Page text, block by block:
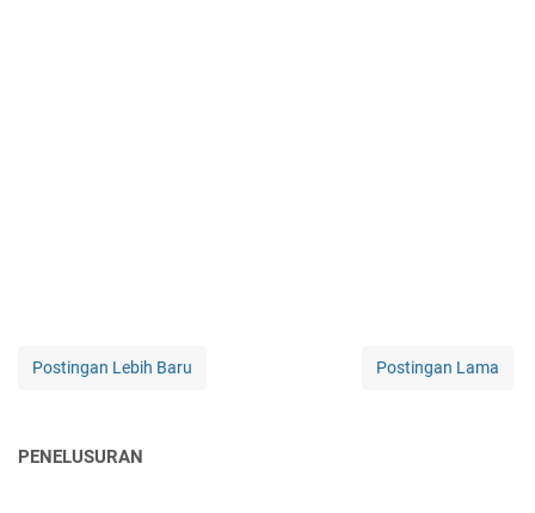
Postingan Lebih Baru Postingan Lama
PENELUSURAN